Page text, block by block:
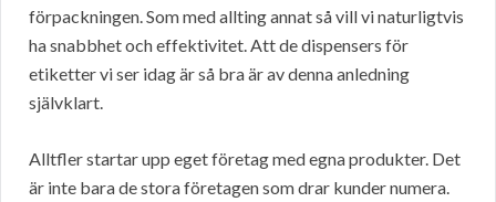
förpackningen. Som med allting annat så vill vi naturligtvis
ha snabbhet och effektivitet. Att de dispensers för
etiketter vi ser idag är så bra är av denna anledning
självklart.
Alltfler startar upp eget företag med egna produkter. Det
är inte bara de stora företagen som drar kunder numera.